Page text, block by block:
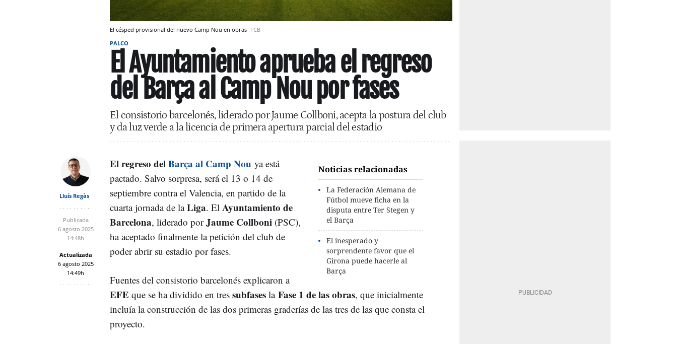
El césped provisional del nuevo Camp Nou en obras FCB
PALCO
El Ayuntamiento aprueba el regreso
del Barça al Camp Nou por fases
El consistorio barcelonés, liderado por Jaume Collboni, acepta la postura del club
y da luz verde a la licencia de primera apertura parcial del estadio
Lluís Regàs
Publicada
6 agosto 2025
14:48h
Actualizada
6 agosto 2025
14:49h
Noticias relacionadas
La Federación Alemana de
Fútbol mueve ficha en la
disputa entre Ter Stegen y
el Barça
El inesperado y
sorprendente favor que el
Girona puede hacerle al
Barça
El regreso delBarça al Camp Nou ya está
pactado. Salvo sorpresa, será el 13 o 14 de
septiembre contra el Valencia, en partido de la
cuarta jornada de laLiga. El Ayuntamiento de
Barcelona, liderado porJaume Collboni (PSC),
ha aceptado finalmente la petición del club de
poder abrir su estadio por fases.
Fuentes del consistorio barcelonés explicaron a
EFE que se ha dividido en tres subfases la Fase 1 de las obras, que inicialmente
incluía la construcción de las dos primeras graderías de las tres de las que consta el
proyecto.